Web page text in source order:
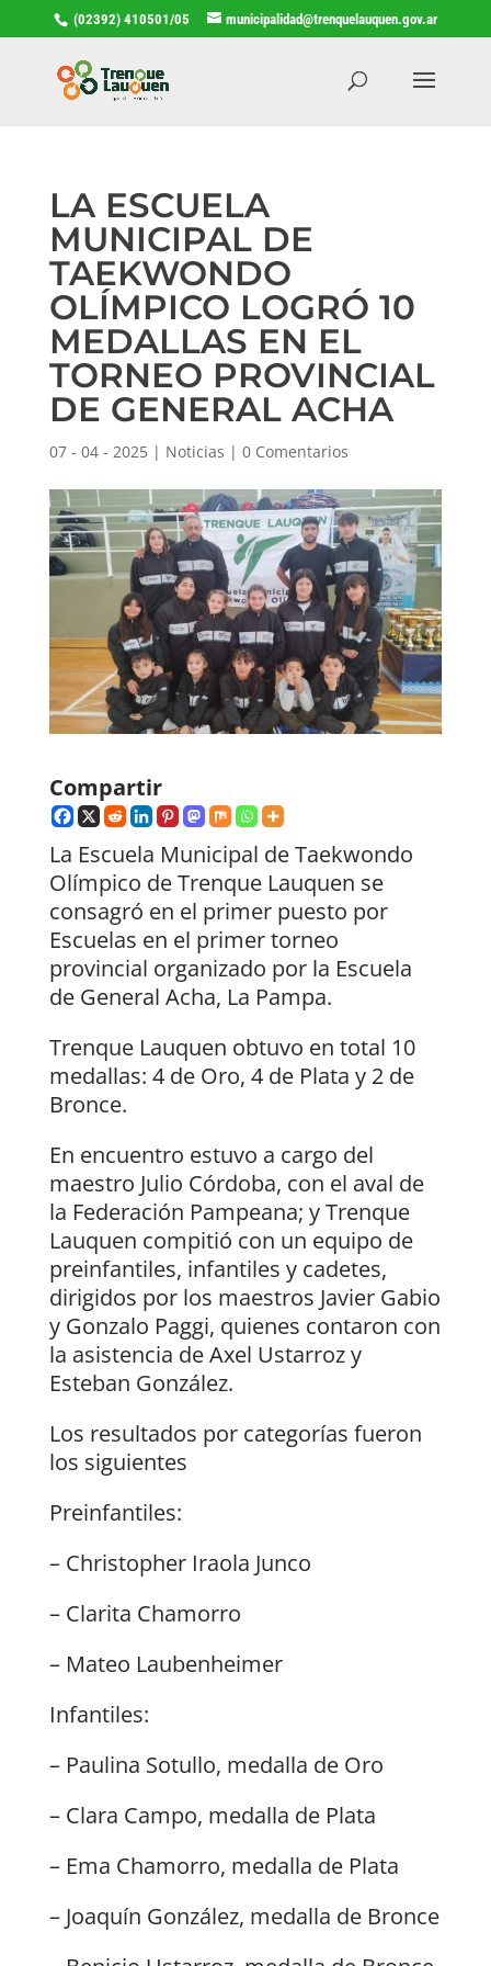
(02392) 410501/05 municipalidad@trenquelauquen.gov.ar
LA ESCUELA
MUNICIPAL DE
TAEKWONDO
OLÍMPICO LOGRÓ 10
MEDALLAS EN EL
TORNEO PROVINCIAL
DE GENERAL ACHA
07 - 04 - 2025| Noticias | 0 Comentarios
Compartir
La Escuela Municipal de Taekwondo
Olímpico de Trenque Lauquen se
consagró en el primer puesto por
Escuelas en el primer torneo
provincial organizado por la Escuela
de General Acha, La Pampa.
Trenque Lauquen obtuvo en total 10
medallas: 4 de Oro, 4 de Plata y 2 de
Bronce.
En encuentro estuvo a cargo del
maestro Julio Córdoba, con el aval de
la Federación Pampeana; y Trenque
Lauquen compitió con un equipo de
preinfantiles, infantiles y cadetes,
dirigidos por los maestros Javier Gabio
y Gonzalo Paggi, quienes contaron con
la asistencia de Axel Ustarroz y
Esteban González.
Los resultados por categorías fueron
los siguientes
Preinfantiles:
– Christopher Iraola Junco
– Clarita Chamorro
– Mateo Laubenheimer
Infantiles:
– Paulina Sotullo, medalla de Oro
– Clara Campo, medalla de Plata
– Ema Chamorro, medalla de Plata
– Joaquín González, medalla de Bronce